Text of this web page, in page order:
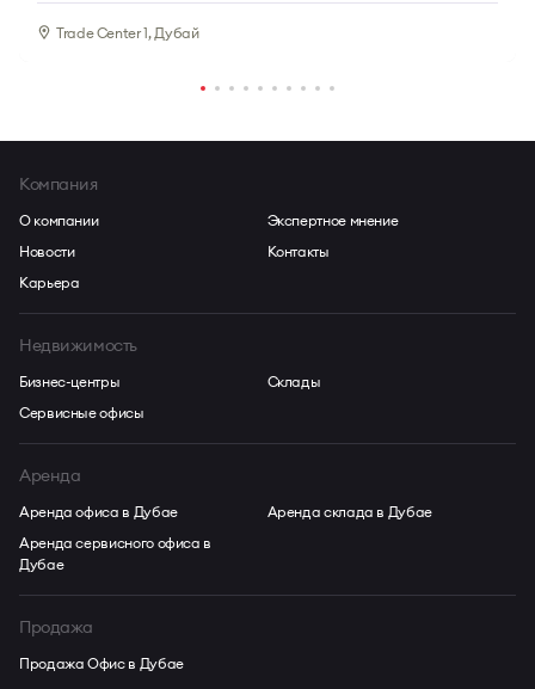
Trade Center 1, Дубай
Компания
О компании
Новости
Карьера
Экспертное мнение
Контакты
Недвижимость
Бизнес-центры
Сервисные офисы
Склады
Аренда
Аренда офиса в Дубае
Аренда сервисного офиса в
Дубае
Аренда склада в Дубае
Продажа
Продажа Офис в Дубае